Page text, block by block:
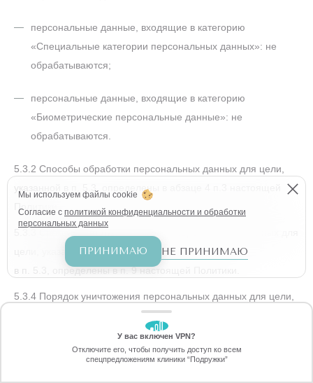
персональные данные, входящие в категорию
«Специальные категории персональных данных»: не
обрабатываются;
персональные данные, входящие в категорию
«Биометрические персональные данные»: не
обрабатываются.
5.3.2 Способы обработки персональных данных для цели,
указанной в п. 5.3, определены в абзаце 4 п.3 настоящей
Политики.
цели, указанной
в п. 5.3, определены в п. 9 настоящей Политики.
5.3.4 Порядок уничтожения персональных данных для цели,
указанной в п. 5.3, определен в п. 13 настоящей Политики.
Цель обработки персональных данных:
«Организация, обеспечение и регулирование
Позвоните
ЗАБЕРИТЕ СКИДКУ
70%
Мы используем файлы cookie
Согласие с политикой конфиденциальности и обработки
персональных данных
ПРИНИМАЮ НЕ ПРИНИМАЮ
У вас включен VPN?
Отключите его, чтобы получить доступ ко всем
спецпредложениям клиники “Подружки”